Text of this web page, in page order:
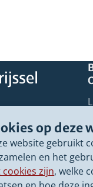
op deze
website gebruikt
en het
cookies zijn, welke